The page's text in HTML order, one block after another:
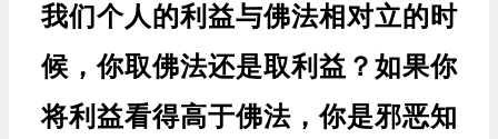
我们个人的利益与佛法相对立的时
候，你取佛法还是取利益？如果你
将利益看得高于佛法，你是邪恶知